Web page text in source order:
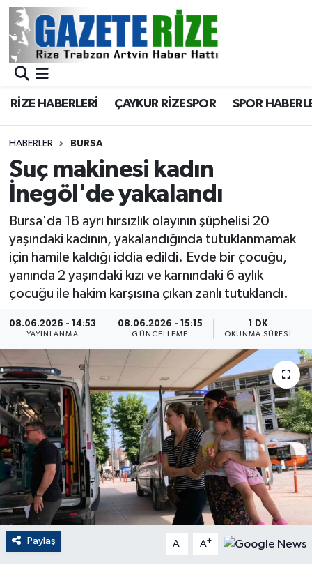
RİZE HABERLERİ ÇAYKUR RİZESPOR SPOR
HABERLER BURSA
Suç makinesi kadın
İnegöl'de yakalandı
Bursa'da 18 ayrı hırsızlık olayının şüphelisi 20
yaşındaki kadının, yakalandığında tutuklanmamak
için hamile kaldığı iddia edildi. Evde bir çocuğu,
yanında 2 yaşındaki kızı ve karnındaki 6 aylık
çocuğu ile hakim karşısına çıkan zanlı tutuklandı.
08.06.2026 - 14:53
YAYINLANMA
08.06.2026 - 15:15
GÜNCELLEME
1 DK
OKUNMA SÜRESI
Paylaş A- A+
BÖLGEMİZ
Asayiş
Rize Jandarma Komutanlığı
Bilim Teknoloji
Advertising news
Canlı Maç
ÇEVRE
Dış Haberler
Dünya
EĞİTİM
EKONOMİ
English News
Finans
Merkez Nöbetçi Eczaneler
Merkez Trafik Yoğunluk Haritası
Süper Lig Puan Durumu ve Fikstür
Tüm Manşetler
Son Dakika Haberleri
Haber Arşivi